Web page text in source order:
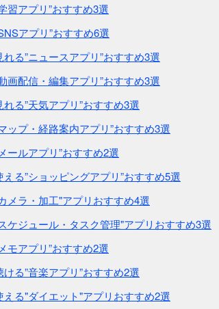
習アプリ”おすすめ3選
アプリ”おすすめ6選
る”ニュースアプリ”おすすめ3選
画配信・編集アプリ”おすすめ3選
る”天気アプリ”おすすめ3選
ップ・経路案内アプリ”おすすめ3選
ールアプリ”おすすめ2選
る”ショッピングアプリ”おすすめ5選
メラ・加工"アプリおすすめ4選
ケジュール・タスク管理"アプリおすすめ3選
モアプリ”おすすめ2選
る”音楽アプリ”おすすめ2選
る"ダイエット"アプリおすすめ2選